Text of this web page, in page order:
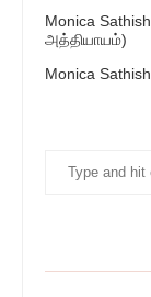
Monica Sathish
அத்தியாயம்)
Monica Sathish